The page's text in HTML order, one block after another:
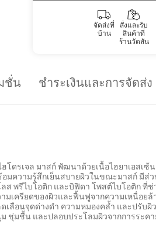
จัดส่งที่
บ้าน
สั่งและรับ
สินค้าที่
ร้านวัตสัน
ชั่น ชำระเงินและการจัดส่ง
โดรเจล มาสก์ พัฒนาด้วยเนื้อไฮยาเอสเซ้
อมความรู้สึกเย็นสบายผิวในขณะมาสก์ มีส่
ส พรีไบโอติก และบิฟิดา โพสต์ไบโอติก ที่ช่
มเครียดของผิวและฟื้นฟูจากความเหนื่อยล้
ลือนจุดด่างดำ ความหมองคล้ำ และปรับผิ
ชุ่มชื้น และปลอบประโลมผิวจากการระคา